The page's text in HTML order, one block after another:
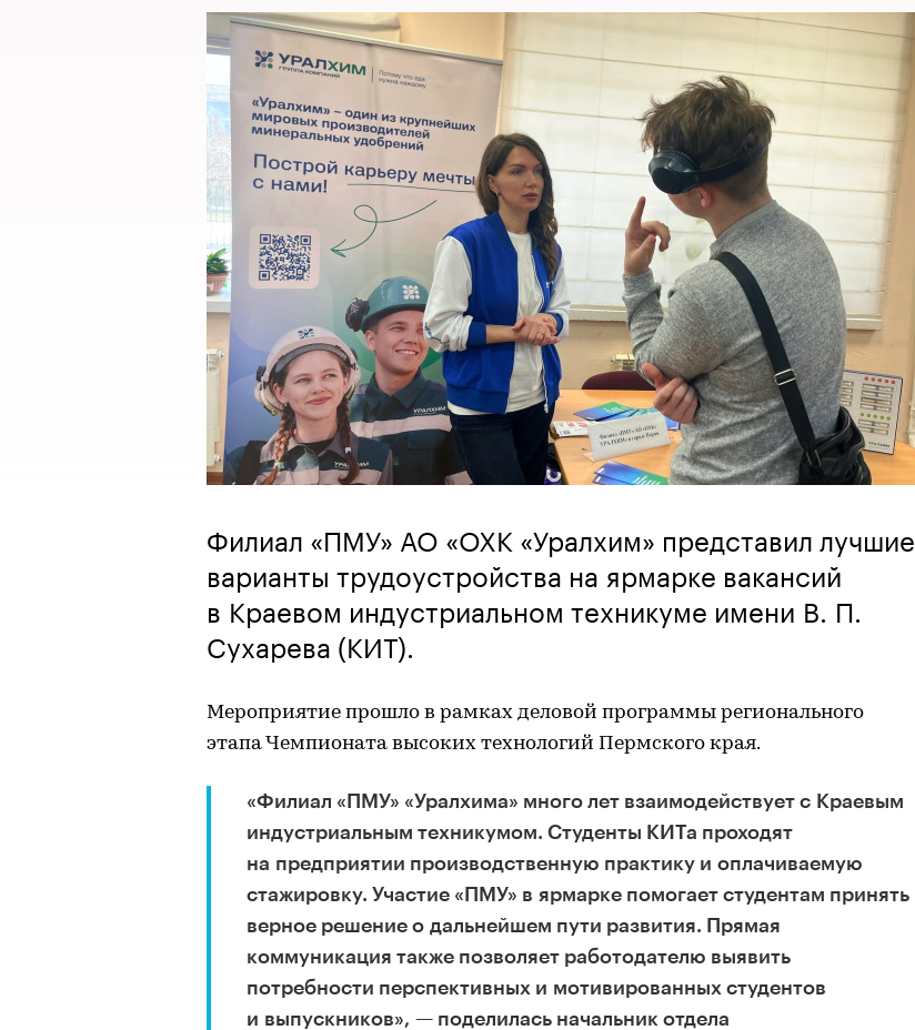
Филиал «ПМУ» АО «ОХК «Уралхим» представил лучшие
варианты трудоустройства на ярмарке вакансий
в Краевом индустриальном техникуме имени В. П.
Сухарева (КИТ).
Мероприятие прошло в рамках деловой программы регионального
этапа Чемпионата высоких технологий Пермского края.
«Филиал «ПМУ» «Уралхима» много лет взаимодействует с Краевым
индустриальным техникумом. Студенты КИТа проходят
на предприятии производственную практику и оплачиваемую
стажировку. Участие «ПМУ» в ярмарке помогает студентам принять
верное решение о дальнейшем пути развития. Прямая
коммуникация также позволяет работодателю выявить
потребности перспективных и мотивированных студентов
и выпускников», — поделилась начальник отдела